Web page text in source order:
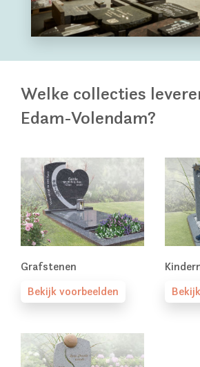
Welke collecties
Edam-Volendam?
Grafstenen
Bekijk voorbeelden